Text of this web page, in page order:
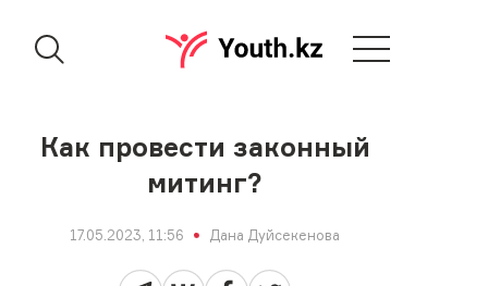
Как провести законный
митинг?
17.05.2023, 11:56 Дана Дуйсекенова